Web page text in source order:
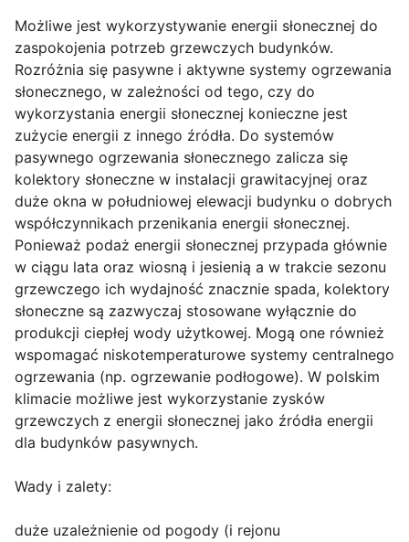
Możliwe jest wykorzystywanie energii słonecznej do
zaspokojenia potrzeb grzewczych budynków.
Rozróżnia się pasywne i aktywne systemy ogrzewania
słonecznego, w zależności od tego, czy do
wykorzystania energii słonecznej konieczne jest
zużycie energii z innego źródła. Do systemów
pasywnego ogrzewania słonecznego zalicza się
kolektory słoneczne w instalacji grawitacyjnej oraz
duże okna w południowej elewacji budynku o dobrych
współczynnikach przenikania energii słonecznej.
Ponieważ podaż energii słonecznej przypada głównie
w ciągu lata oraz wiosną i jesienią a w trakcie sezonu
grzewczego ich wydajność znacznie spada, kolektory
słoneczne są zazwyczaj stosowane wyłącznie do
produkcji ciepłej wody użytkowej. Mogą one również
wspomagać niskotemperaturowe systemy centralnego
ogrzewania (np. ogrzewanie podłogowe). W polskim
klimacie możliwe jest wykorzystanie zysków
grzewczych z energii słonecznej jako źródła energii
dla budynków pasywnych.
Wady i zalety:
duże uzależnienie od pogody (i rejonu